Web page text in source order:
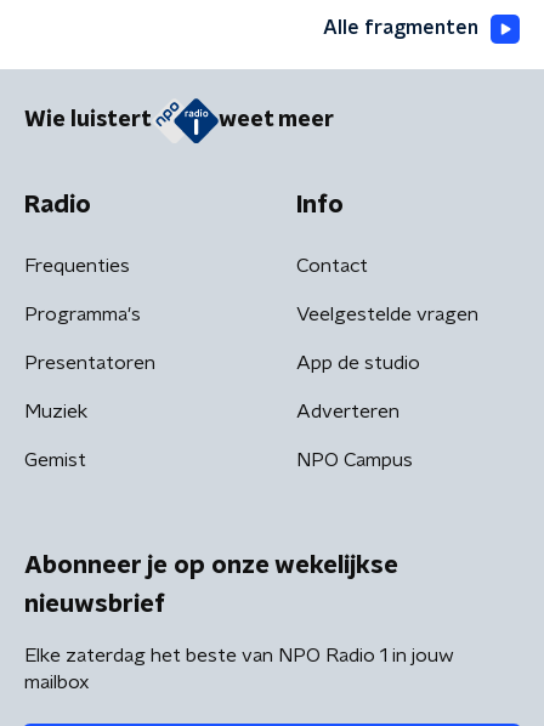
Alle fragmenten
Wie luistert weet meer
Radio
Frequenties
Programma's
Presentatoren
Muziek
Gemist
Info
Contact
Veelgestelde vragen
App de studio
Adverteren
NPO Campus
Abonneer je op onze wekelijkse
nieuwsbrief
Elke zaterdag het beste van NPO Radio 1 in jouw
mailbox